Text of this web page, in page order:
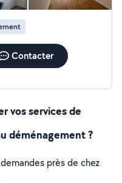
Contacter
vos services de
déménagement ?
près de chez